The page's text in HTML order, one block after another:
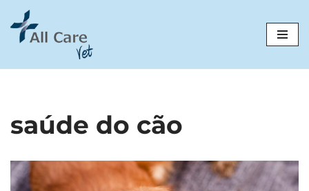
Avançar
o
saúde do cão